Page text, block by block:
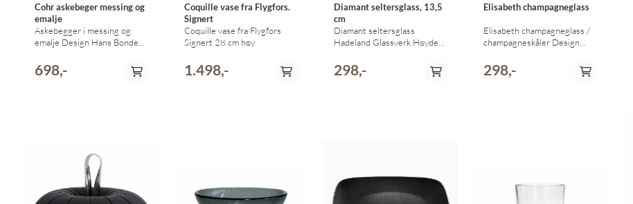
Cohr askebeger messing og
emalje
Askebegger i messing og
emalje Design Hans Bonde
pusses litt bedre enn jeg har
gjort, ser jeg) 9,5 x 7 x 5,5
698,-
Coquille vase fra Flygfors.
Signert
Coquille vase fra Flygfors
Signert 28 cm høy
1.498,-
Diamant seltersglass, 13,5
cm
Diamant seltersglass
Hadeland Glassverk Høyde
prisen er pr stk
298,-
Elisabeth champagneglass
Elisabeth champagneglass /
champagneskåler Design
298,-